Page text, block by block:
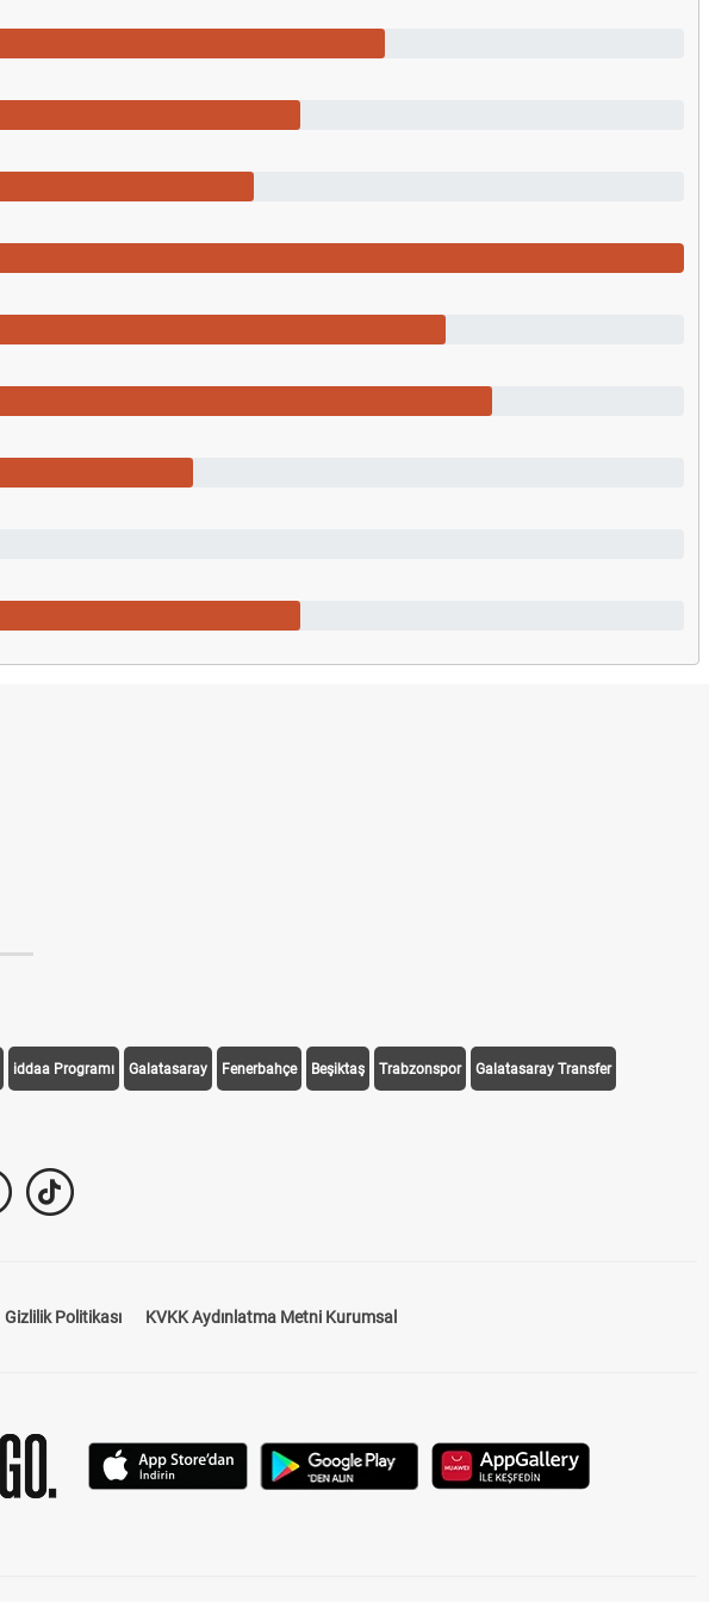
iddaa Programı Galatasaray Fenerbahçe Beşiktaş Trabzonspor Galatasaray Transfer
Gizlilik Politikası KVKK Aydınlatma Metni Kurumsal